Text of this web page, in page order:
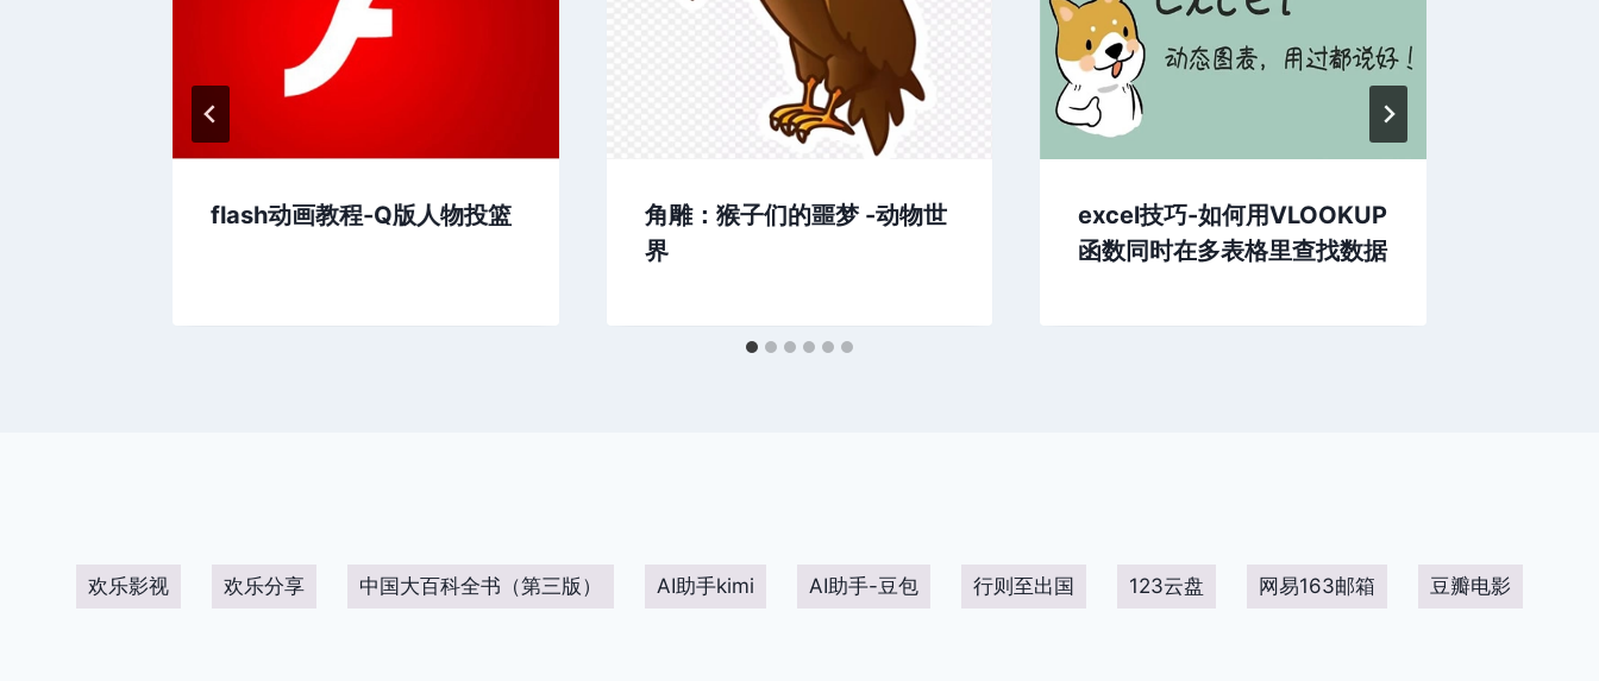
flash动画教程-Q版人物投篮
角雕：猴子们的噩梦 -动物世
界
excel技巧-如何用VLOOKUP
函数同时在多表格里查找数据
欢乐影视 欢乐分享 中国大百科全书（第三版） AI助手kimi AI助手-豆包 行则至出国 123云盘 网易163邮箱 豆瓣电影